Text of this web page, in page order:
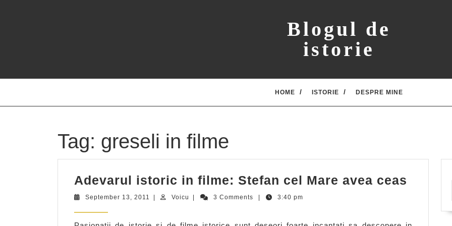
Blogul de
istorie
HOME ISTORIE DESPRE MINE
Tag: greseli in filme
Adevarul istoric in filme: Stefan cel Mare avea ceas
filme:
September 13, 2011 September
Voicu Voicu 3 Comments 3:40 pm